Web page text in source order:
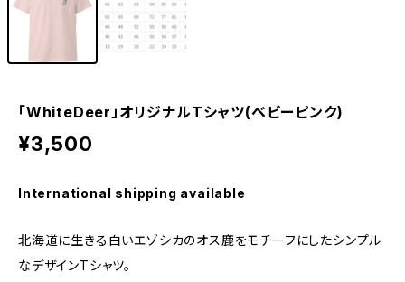
「WhiteDeer」オリジナルTシャツ(ベビーピンク)
¥3,500
International shipping available
北海道に生きる白いエゾシカのオス鹿をモチーフにしたシンプル
なデザインTシャツ。